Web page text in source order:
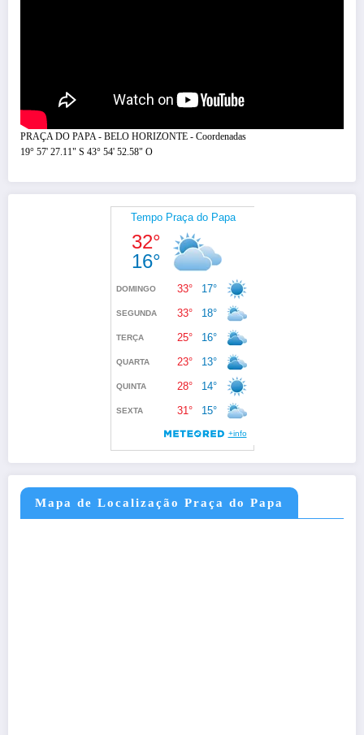
PRAÇA DO PAPA - BELO HORIZONTE - Coordenadas
19° 57' 27.11" S 43° 54' 52.58" O
Mapa de Localização Praça do Papa